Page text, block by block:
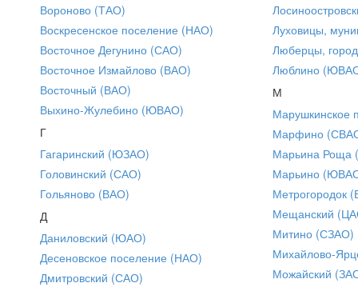
Вороново (ТАО)
Воскресенское поселение (НАО)
Восточное Дегунино (САО)
Восточное Измайлово (ВАО)
Восточный (ВАО)
Выхино-Жулебино (ЮВАО)
Г
Гагаринский (ЮЗАО)
Головинский (САО)
Гольяново (ВАО)
Д
Даниловский (ЮАО)
Десеновское поселение (НАО)
Дмитровский (САО)
Луховицы,
Люберцы,
Люблино
М
Марушкинское
Марфино
Марьина Роща
Марьино
Метрогородок
Мещанский
Митино (СЗАО)
Михайлово-
Можайский